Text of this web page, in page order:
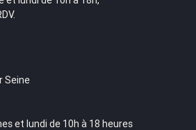
Seine
et lundi de 10h à 18 heures